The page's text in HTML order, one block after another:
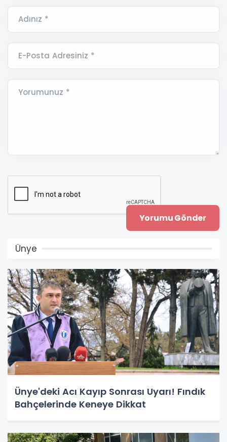
Adınız *
E-Posta Adresiniz *
Yorumunuz *
Ünye
Ünye'deki Acı Kayıp Sonrası Uyarı! Fındık
Bahçelerinde Keneye Dikkat